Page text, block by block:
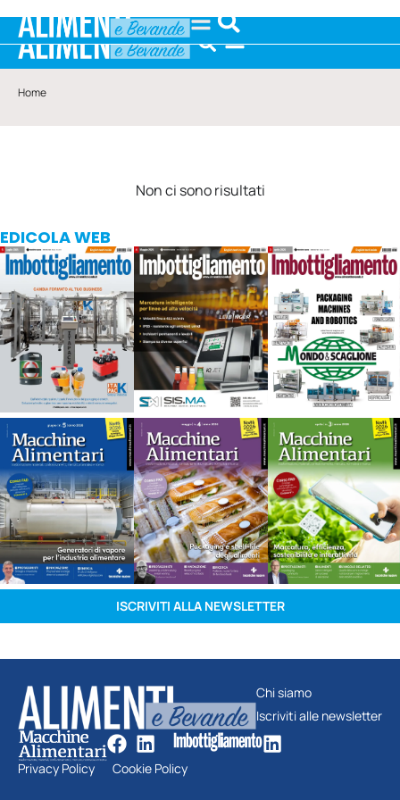
Home
Non ci sono risultati
EDICOLA WEB
ISCRIVITI ALLA NEWSLETTER
Chi siamo
Iscriviti alle newsletter
Privacy Policy Cookie Policy